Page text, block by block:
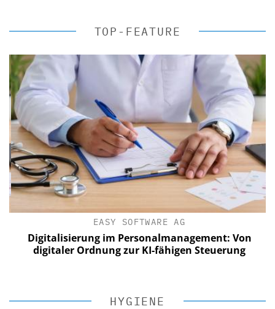
TOP-FEATURE
EASY SOFTWARE AG
Digitalisierung im Personalmanagement: Von
digitaler Ordnung zur KI-fähigen Steuerung
HYGIENE